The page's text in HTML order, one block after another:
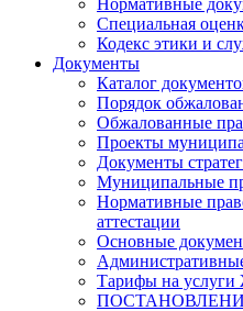
Нормативные
Специальная
Кодекс этики и
Документы
Каталог
Порядок
Обжалованные
Проекты
Документы
Муниципальные
Нормативные
аттестации
Основные
Тарифы на